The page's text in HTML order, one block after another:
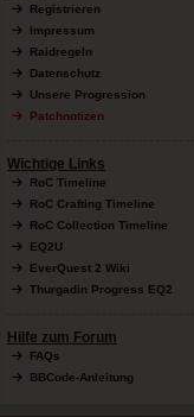
Registrieren
Impressum
Raidregeln
Datenschutz
Unsere Progression
Patchnotizen
Wichtige Links
RoC Timeline
RoC Crafting Timeline
RoC Collection Timeline
EQ2U
EverQuest 2 Wiki
Thurgadin Progress EQ2
Hilfe zum Forum
FAQs
BBCode-Anleitung